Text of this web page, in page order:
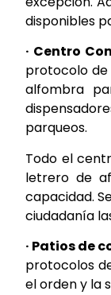
disponibles
· Centro
protocolo
alfombra
parqueos.
Todo el
letrero de
capacidad.
ciudadanía
· Patios de
protocolos
el orden y la